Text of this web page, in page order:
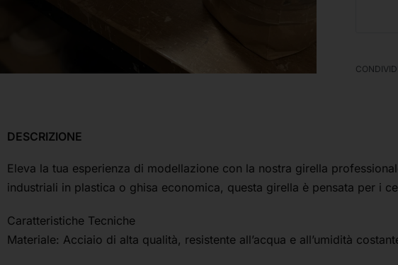
CONDIVIDI
DESCRIZIONE
Eleva la tua esperienza di modellazione con la nostra girella
industriali in plastica o ghisa economica, questa girella è pensata per i
Caratteristiche Tecniche
Materiale: Acciaio di alta qualità, resistente all’acqua e all’umidità